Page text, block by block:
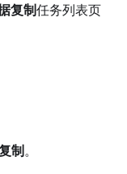
复制任务列表页
制。